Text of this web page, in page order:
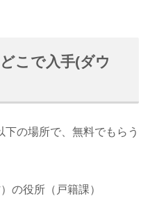
こで入手(ダウ
の場所で、無料でもらう
の役所（戸籍課）